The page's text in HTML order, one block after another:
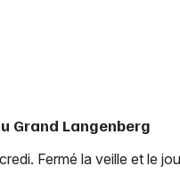
Grand Langenberg
Fermé la veille et le